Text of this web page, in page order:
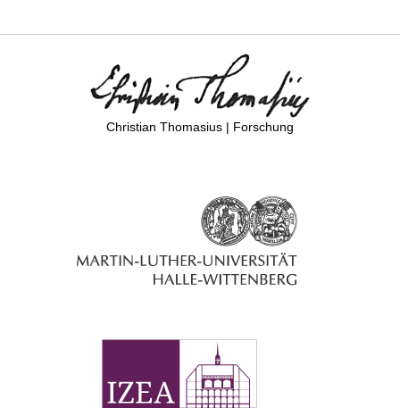
Christian Thomasius | Forschung